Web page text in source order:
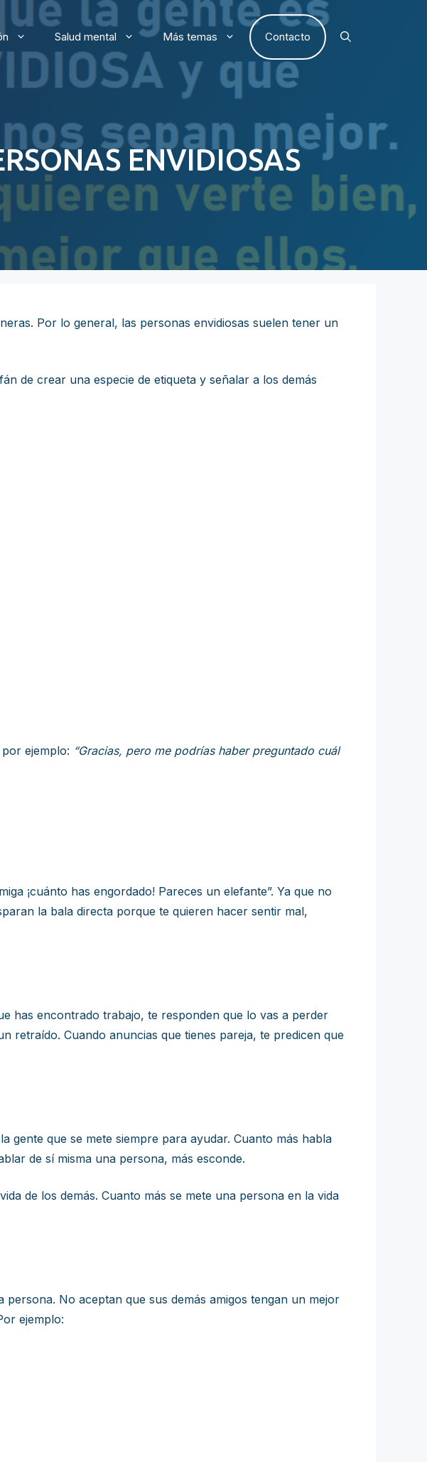
Salud mental Más temas Contacto
ENVIDIOSAS
Por lo general, las personas envidiosas suelen tener un
de crear una especie de etiqueta y señalar a los demás
ejemplo: “Gracias, pero me podrías haber preguntado cuál
¡cuánto has engordado! Pareces un elefante”. Ya que no
la bala directa porque te quieren hacer sentir mal,
has encontrado trabajo, te responden que lo vas a perder
retraído. Cuando anuncias que tienes pareja, te predicen que
gente que se mete siempre para ayudar. Cuanto más habla
de sí misma una persona, más esconde.
de los demás. Cuanto más se mete una persona en la vida
No aceptan que sus demás amigos tengan un mejor
ejemplo: